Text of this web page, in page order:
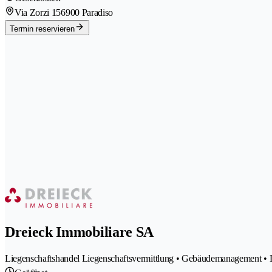
Via Zorzi 156900 Paradiso
Termin reservieren
Dreieck Immobiliare SA
Liegenschaftshandel Liegenschaftsvermittlung • Gebäudemanagement •